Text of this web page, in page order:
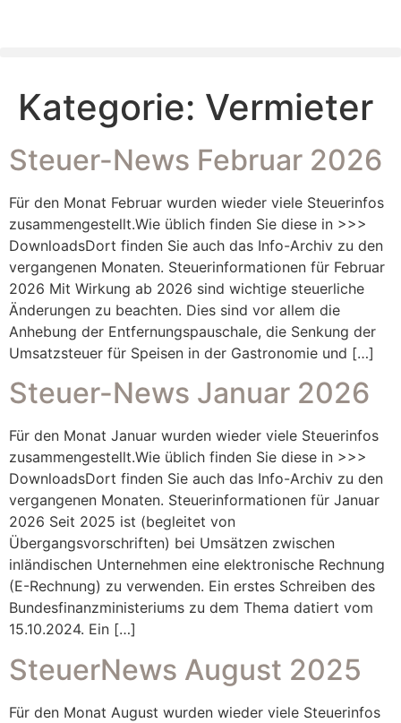
Kategorie: Vermieter
Steuer-News Februar 2026
Für den Monat Februar wurden wieder viele Steuerinfos
zusammengestellt.Wie üblich finden Sie diese in >>>
DownloadsDort finden Sie auch das Info-Archiv zu den
vergangenen Monaten. Steuerinformationen für Februar
2026 Mit Wirkung ab 2026 sind wichtige steuerliche
Änderungen zu beachten. Dies sind vor allem die
Anhebung der Entfernungspauschale, die Senkung der
Umsatzsteuer für Speisen in der Gastronomie und […]
Steuer-News Januar 2026
Für den Monat Januar wurden wieder viele Steuerinfos
zusammengestellt.Wie üblich finden Sie diese in >>>
DownloadsDort finden Sie auch das Info-Archiv zu den
vergangenen Monaten. Steuerinformationen für Januar
2026 Seit 2025 ist (begleitet von
Übergangsvorschriften) bei Umsätzen zwischen
inländischen Unternehmen eine elektronische Rechnung
(E-Rechnung) zu verwenden. Ein erstes Schreiben des
Bundesfinanzministeriums zu dem Thema datiert vom
15.10.2024. Ein […]
SteuerNews August 2025
Für den Monat August wurden wieder viele Steuerinfos